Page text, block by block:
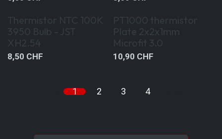
Thermistor NTC 100K
3950 Bulb - JST
XH2.54
8,50 CHF
PT1000 thermistor
Plate 2x2x1mm
Microfit 3.0
10,90 CHF
Zurück 1 2 3 4